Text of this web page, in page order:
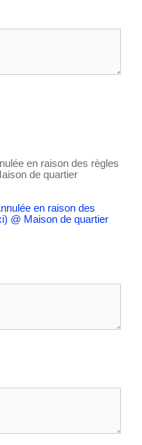
en raison des règles
de quartier